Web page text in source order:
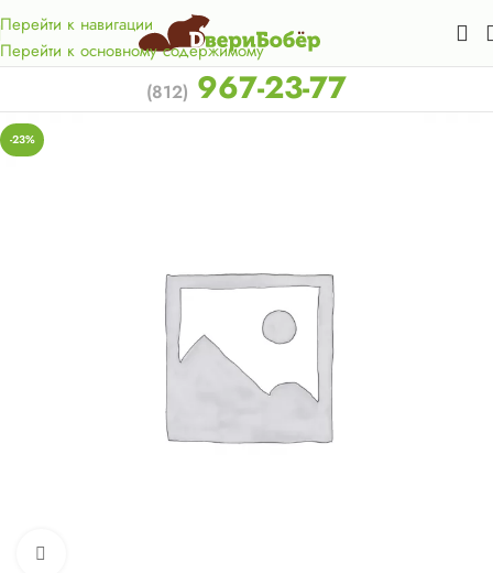
Перейти к навигации
Перейти к основному содержимому
км. от КАД.
(812) 967-23-77
-23%